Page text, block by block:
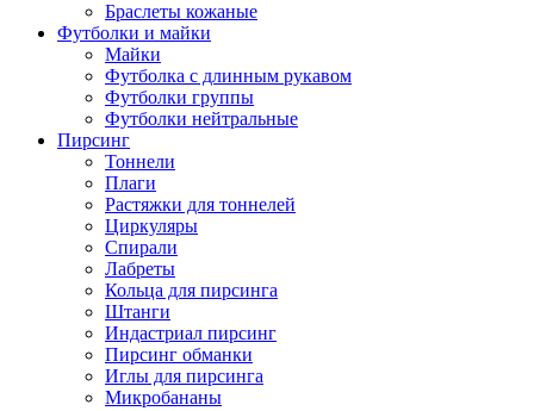
Браслеты кожаные
Футболки и майки
Майки
Футболка с длинным рукавом
Футболки группы
Футболки нейтральные
Пирсинг
Тоннели
Плаги
Растяжки для тоннелей
Циркуляры
Спирали
Лабреты
Кольца для пирсинга
Штанги
Индастриал пирсинг
Пирсинг обманки
Иглы для пирсинга
Микробананы